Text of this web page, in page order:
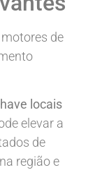
de
locais
elevar a
de
região e